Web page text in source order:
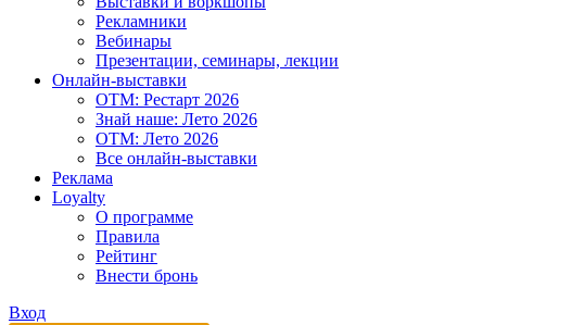
Рекламники
Вебинары
Презентации, семинары, лекции
Онлайн-выставки
OTM: Рестарт 2026
Знай наше: Лето 2026
OTM: Лето 2026
Все онлайн-выставки
Реклама
Loyalty
О программе
Правила
Рейтинг
Внести бронь
Вход